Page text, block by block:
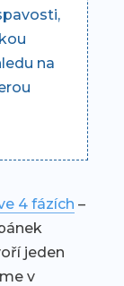
na
4 fázích –
jeden
v